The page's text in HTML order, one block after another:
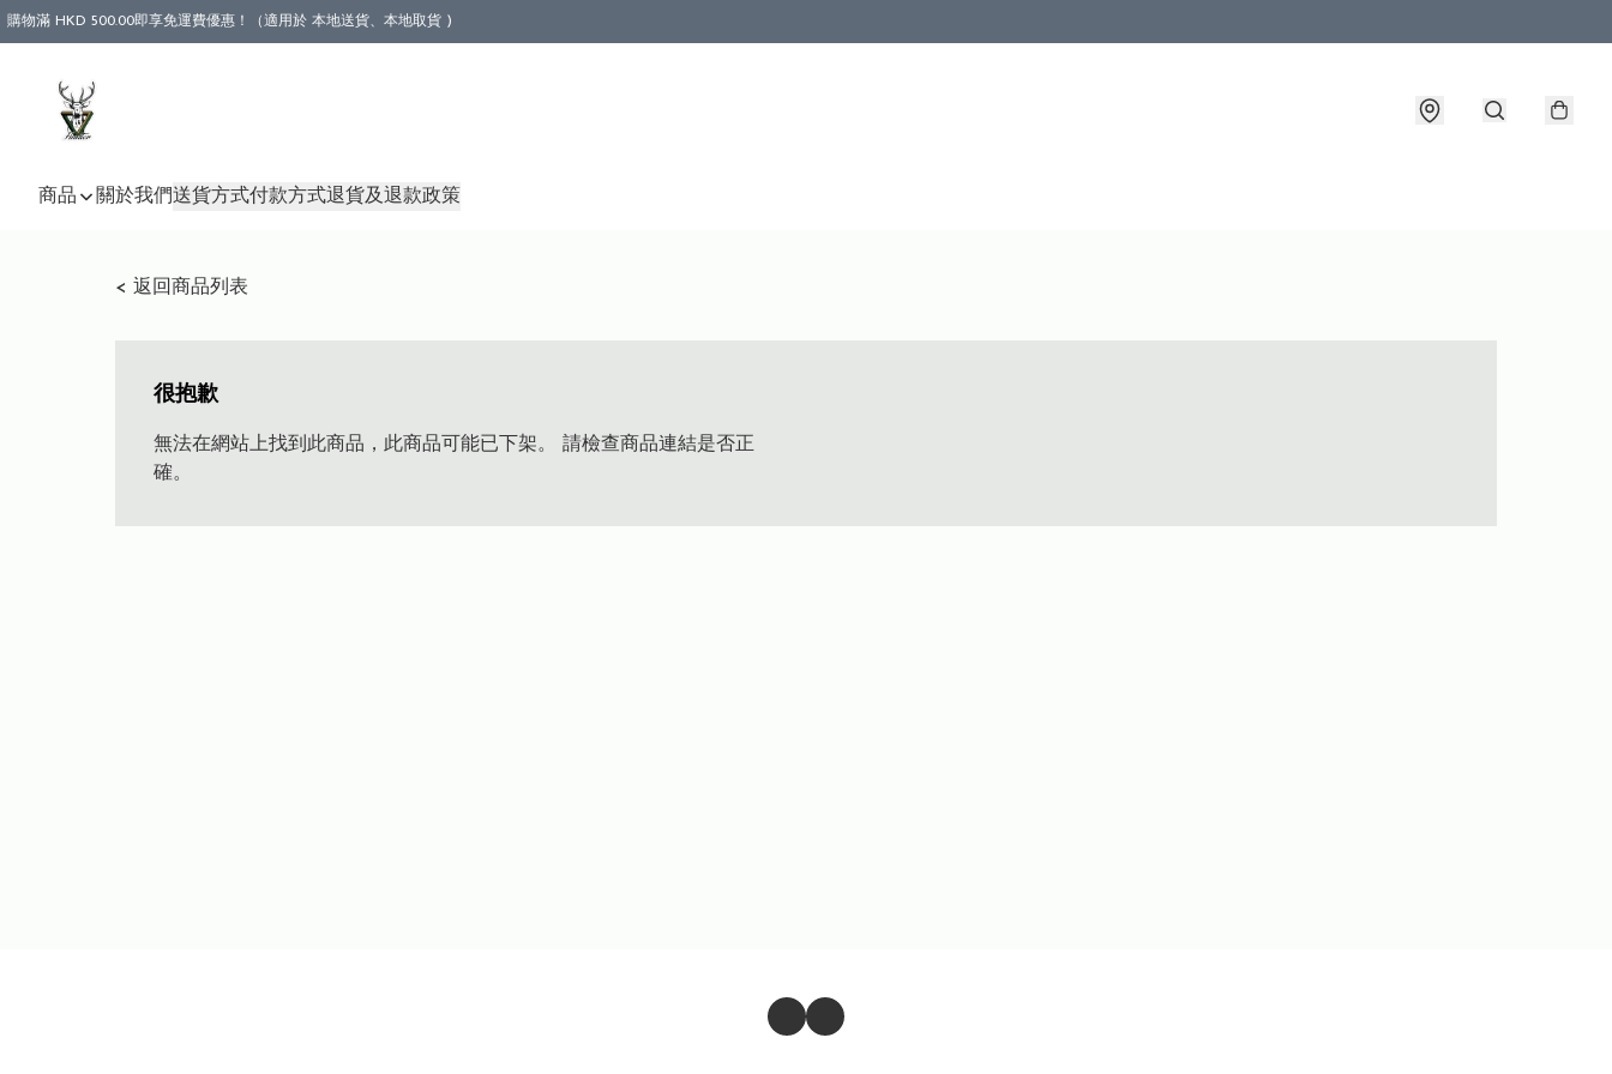
購物滿 HKD 500.00即享免運費優惠！（適用於 本地送貨、本地取貨 )
商品 關於我們送貨方式付款方式退貨及退款政策
< 返回商品列表
很抱歉
無法在網站上找到此商品，此商品可能已下架。 請檢查商品連結是否正
確。